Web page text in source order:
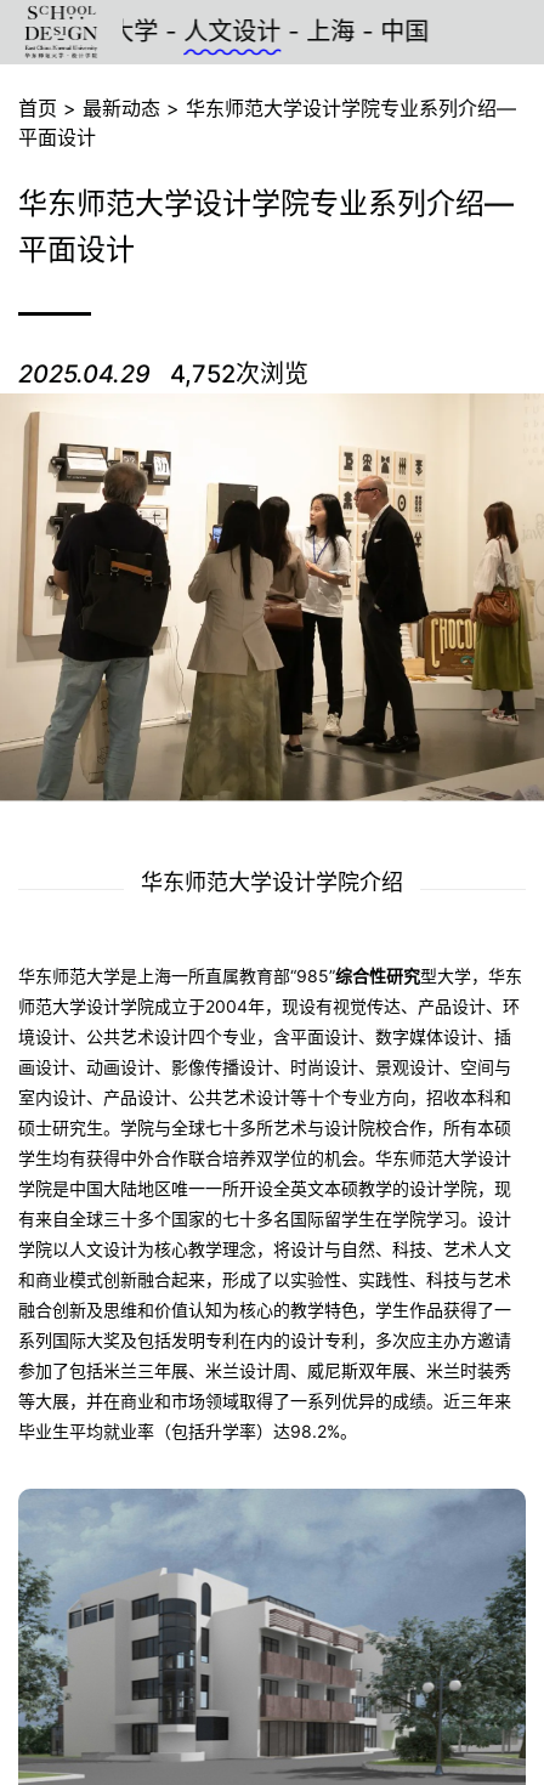
学 -人文设计- 上海 - 中国
首页 > 最新动态 > 华东师范大学设计学院专业系列介绍—
平面设计
华东师范大学设计学院专业系列介绍—
平面设计
2025.04.29 4,752次浏览
华东师范大学设计学院介绍
华东师范大学是上海一所直属教育部“985”综合性研究型大学，华东
师范大学设计学院成立于2004年，现设有视觉传达、产品设计、环
境设计、公共艺术设计四个专业，含平面设计、数字媒体设计、插
画设计、动画设计、影像传播设计、时尚设计、景观设计、空间与
室内设计、产品设计、公共艺术设计等十个专业方向，招收本科和
硕士研究生。学院与全球七十多所艺术与设计院校合作，所有本硕
学生均有获得中外合作联合培养双学位的机会。华东师范大学设计
学院是中国大陆地区唯一一所开设全英文本硕教学的设计学院，现
有来自全球三十多个国家的七十多名国际留学生在学院学习。设计
学院以人文设计为核心教学理念，将设计与自然、科技、艺术人文
和商业模式创新融合起来，形成了以实验性、实践性、科技与艺术
融合创新及思维和价值认知为核心的教学特色，学生作品获得了一
系列国际大奖及包括发明专利在内的设计专利，多次应主办方邀请
参加了包括米兰三年展、米兰设计周、威尼斯双年展、米兰时装秀
等大展，并在商业和市场领域取得了一系列优异的成绩。近三年来
毕业生平均就业率（包括升学率）达98.2%。
学校综合楼